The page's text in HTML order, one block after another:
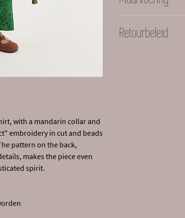
with a mandarin collar and
embroidery in cut and beads
pattern on the back,
makes the piece even
spirit.
maatvoering
Retourbeleid